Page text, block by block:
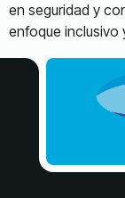
en seguridad y
enfoque inclusivo